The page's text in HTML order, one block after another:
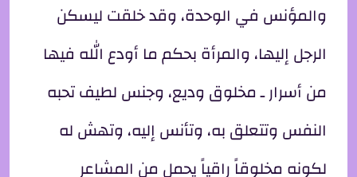
والمؤنس في الوحدة، وقد خلقت ليسكن
الرجل إليها، والمرأة بحكم ما أودع الله فيها
من أسرار ـ مخلوق وديع، وجنس لطيف تحبه
النفس وتتعلق به، وتأنس إليه، وتهش له
لكونه مخلوقاً راقياً يحمل من المشاعر